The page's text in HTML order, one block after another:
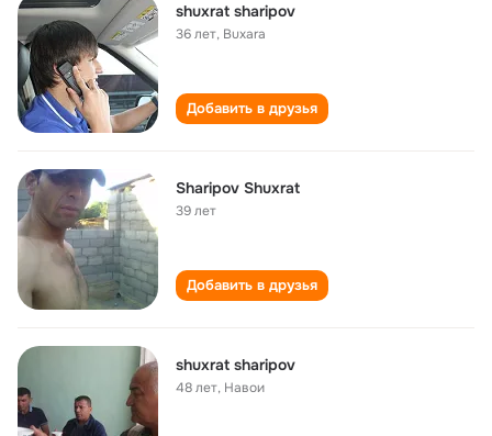
shuxrat sharipov
36 лет, Buxara
Добавить в друзья
Sharipov Shuxrat
39 лет
Добавить в друзья
shuxrat sharipov
48 лет, Навои